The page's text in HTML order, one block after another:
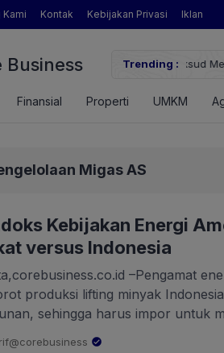
Kami Kontak Kebijakan Privasi Iklan
Business Trending :
Dimaksud Mentan Amran?
Finansial Properti UMKM
Migas AS
Kebijakan Energi
versus Indonesia
–Pengamat
produksi lifting minyak
sehingga harus impor untuk
di dalam negeri. Menteri Energi